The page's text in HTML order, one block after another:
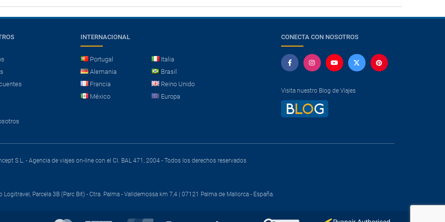
INTERNACIONAL
Portugal
Italia
Alemania
Brasil
Francia
Reino Unido
México
Europa
CONECTA CON NOSOTROS
Visita nuestro Blog de Viajes
S.L. - Agencia de viajes on-line con el CI. BAL 471, 2004 - Todos los derechos reservados
Logitravel, Parcela 3B (Parc Bit) - Ctra. Palma - Valldemossa km 7,4 | 07121 Palma de Mallorca - España.